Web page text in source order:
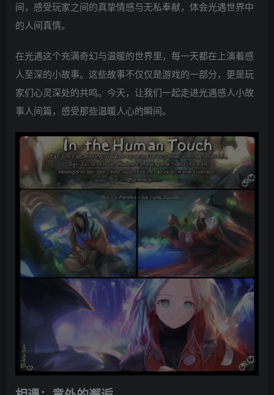
间，感受玩家之间的真挚情感与无私奉献，体会光遇世界中
的人间真情。
在光遇这个充满奇幻与温暖的世界里，每一天都在上演着感
人至深的小故事。这些故事不仅仅是游戏的一部分，更是玩
家们心灵深处的共鸣。今天，让我们一起走进光遇感人小故
事人间篇，感受那些温暖人心的瞬间。